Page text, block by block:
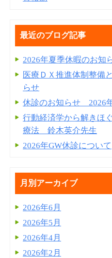
最近のブログ記事
2026年夏季休暇のお知
医療ＤＸ推進体制整備
らせ
休診のお知らせ 2026
行動経済学から解きほ
療法 鈴木英介先生
2026年GW休診について
月別アーカイブ
2026年6月
2026年5月
2026年4月
2026年2月